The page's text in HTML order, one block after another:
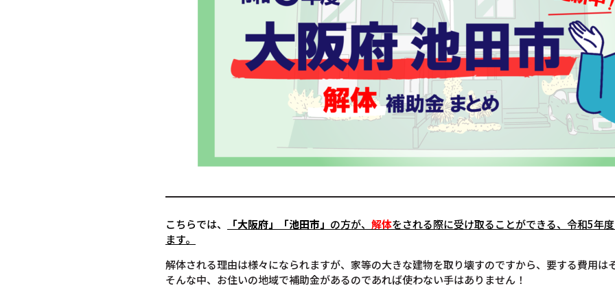
こちらでは、 「大阪府」「池田市」 の方が、 解体をされる際に受け取ることができる、令和5年
ます。
解体される理由は様々になられますが、家等の大きな建物を取り壊すのですから、要する費用は
そんな中、お住いの地域で補助金があるのであれば使わない手はありません！